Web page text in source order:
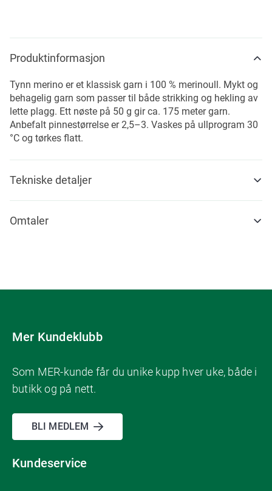
Produktinformasjon
Tynn merino er et klassisk garn i 100 % merinoull. Mykt og
behagelig garn som passer til både strikking og hekling av
lette plagg. Ett nøste på 50 g gir ca. 175 meter garn.
Anbefalt pinnestørrelse er 2,5–3. Vaskes på ullprogram 30
°C og tørkes flatt.
Tekniske detaljer
Omtaler
Mer Kundeklubb
Som MER-kunde får du unike kupp hver uke, både i
butikk og på nett.
BLI MEDLEM
Kundeservice